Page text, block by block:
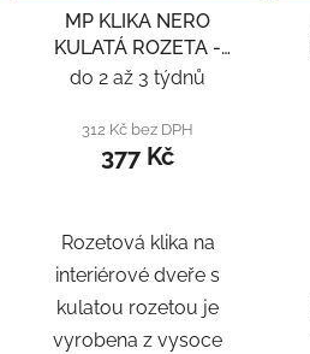
MP KLIKA NERO
KULATÁ ROZETA -
NEREZ
do 2 až 3 týdnů
312 Kč bez DPH
377 Kč
Rozetová klika na
interiérové ​​dveře s
kulatou rozetou je
vyrobena z vysoce